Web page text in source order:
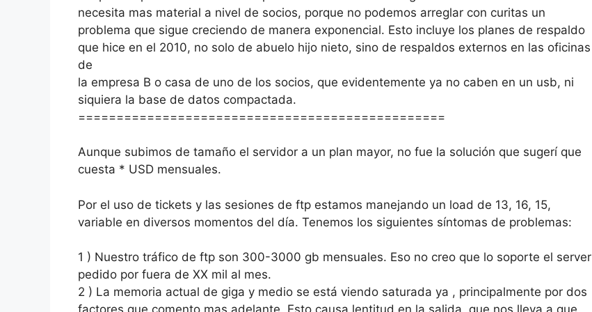
necesita mas material a nivel de socios, porque no podemos arreglar con curitas un
problema que sigue creciendo de manera exponencial. Esto incluye los planes de respaldo
que hice en el 2010, no solo de abuelo hijo nieto, sino de respaldos externos en las oficinas
de
la empresa B o casa de uno de los socios, que evidentemente ya no caben en un usb, ni
siquiera la base de datos compactada.
================================================
Aunque subimos de tamaño el servidor a un plan mayor, no fue la solución que sugerí que
cuesta * USD mensuales.
Por el uso de tickets y las sesiones de ftp estamos manejando un load de 13, 16, 15,
variable en diversos momentos del día. Tenemos los siguientes síntomas de problemas:
1 ) Nuestro tráfico de ftp son 300-3000 gb mensuales. Eso no creo que lo soporte el server
pedido por fuera de XX mil al mes.
2 ) La memoria actual de giga y medio se está viendo saturada ya , principalmente por dos